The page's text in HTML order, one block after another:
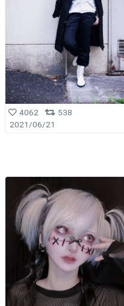
4062
538
2021/06/21